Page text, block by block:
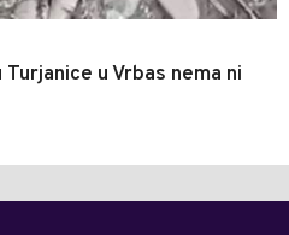
u Vrbas nema ni